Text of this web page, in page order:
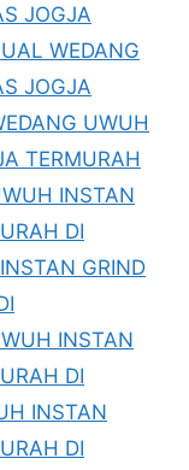
JOGJA
WEDANG
JOGJA
UWUH
TERMURAH
INSTAN
DI
GRIND
INSTAN
DI
INSTAN
DI